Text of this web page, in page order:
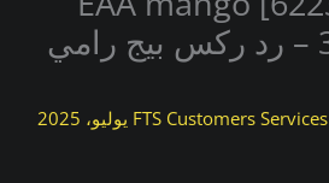
30srv red rex – رد ركس بيج رامي
FTS Customers Services